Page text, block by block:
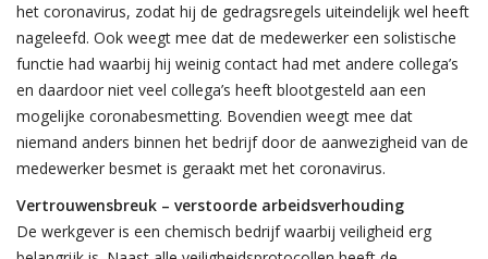
het coronavirus, zodat hij de gedragsregels uiteindelijk wel heeft
nageleefd. Ook weegt mee dat de medewerker een solistische
functie had waarbij hij weinig contact had met andere collega’s
en daardoor niet veel collega’s heeft blootgesteld aan een
mogelijke coronabesmetting. Bovendien weegt mee dat
niemand anders binnen het bedrijf door de aanwezigheid van de
medewerker besmet is geraakt met het coronavirus.
Vertrouwensbreuk – verstoorde arbeidsverhouding
De werkgever is een chemisch bedrijf waarbij veiligheid erg